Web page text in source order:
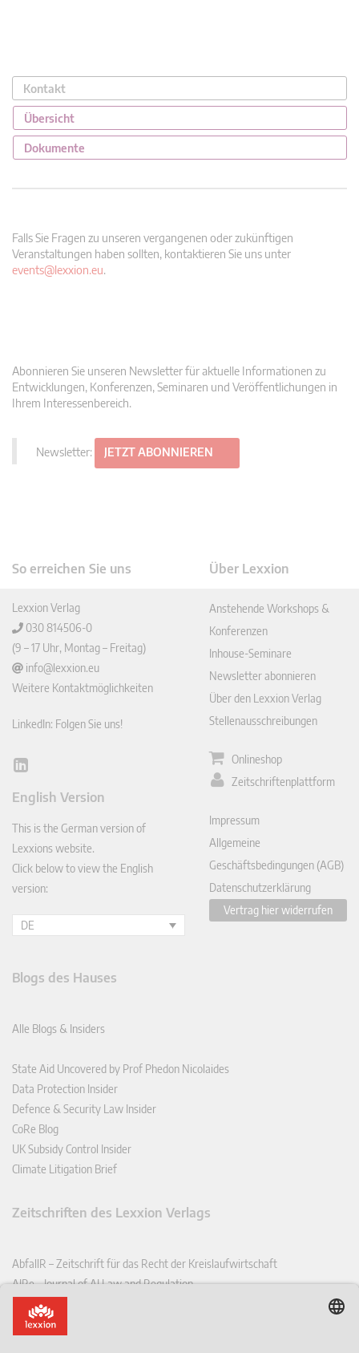
Kontakt
Übersicht
Dokumente
Falls Sie Fragen zu unseren vergangenen oder zukünftigen
Veranstaltungen haben sollten, kontaktieren Sie uns unter
events@lexxion.eu.
Abonnieren Sie unseren Newsletter für aktuelle Informationen zu
Entwicklungen, Konferenzen, Seminaren und Veröffentlichungen in
Ihrem Interessenbereich.
Newsletter: JETZT ABONNIEREN
So erreichen Sie uns
Lexxion Verlag
030 814506-0
(9 – 17 Uhr, Montag – Freitag)
info@lexxion.eu
Weitere Kontaktmöglichkeiten
LinkedIn: Folgen Sie uns!
Lin
In
English Version
This is the German version of
Lexxions website.
Click below to view the English
version:
DE
Über Lexxion
Anstehende Workshops &
Konferenzen
Inhouse-Seminare
Newsletter abonnieren
Über den Lexxion Verlag
Stellenausschreibungen
Onlineshop
Zeitschriftenplattform
Impressum
Allgemeine
Geschäftsbedingungen (AGB)
Datenschutzerklärung
Vertrag hier widerrufen
Blogs des Hauses
Alle Blogs & Insiders
State Aid Uncovered by Prof Phedon Nicolaides
Data Protection Insider
Defence & Security Law Insider
CoRe Blog
UK Subsidy Control Insider
Climate Litigation Brief
Zeitschriften des Lexxion Verlags
AbfallR – Zeitschrift für das Recht der Kreislaufwirtschaft
AIRe – Journal of AI Law and Regulation
CCLR – Carbon & Climate Law Review
CoRe – European Competition and Regulatory Law Review